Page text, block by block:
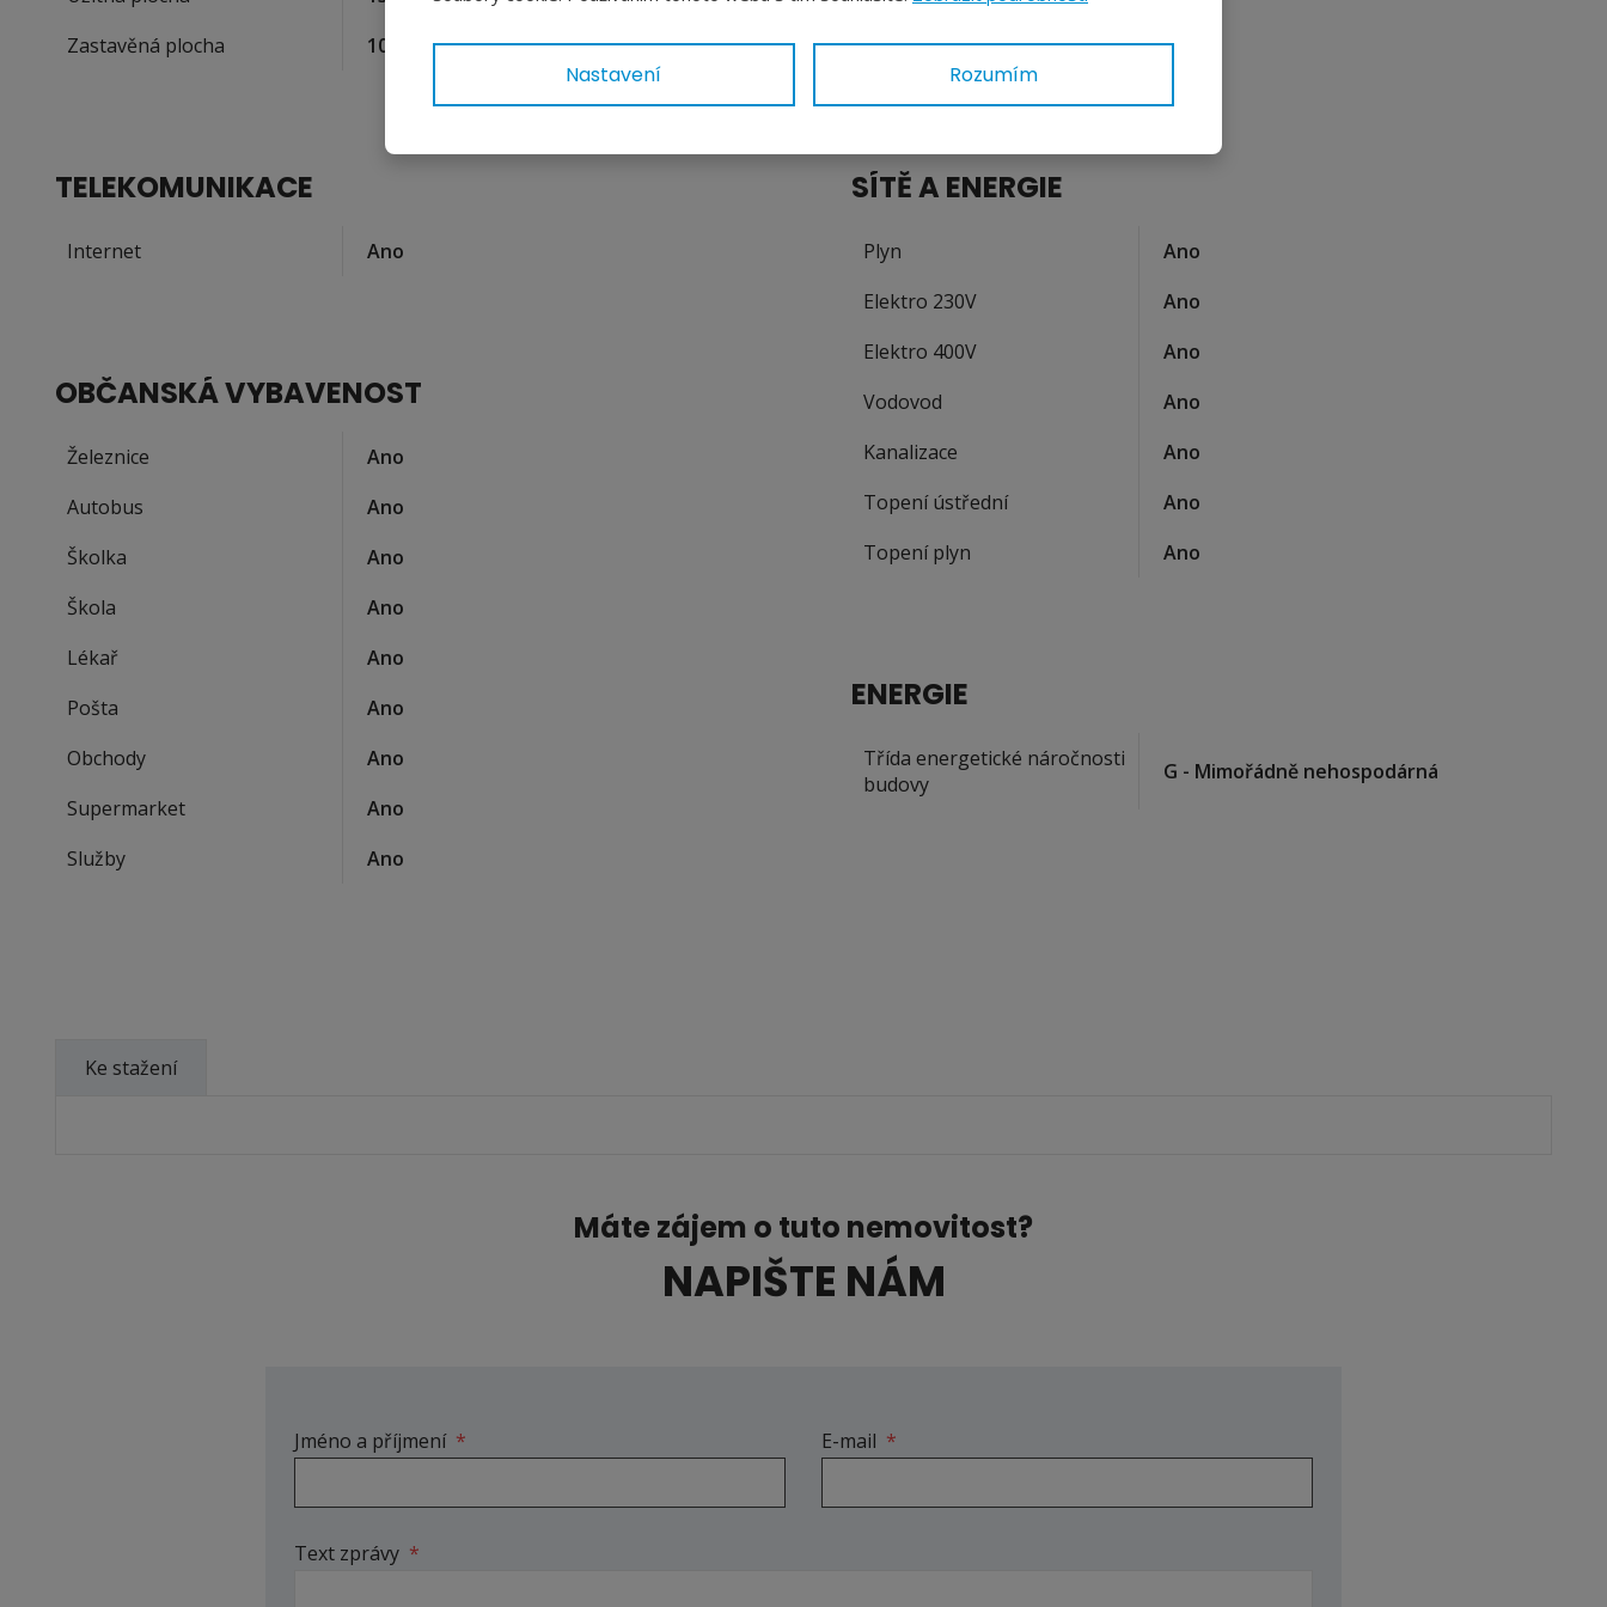
Zastavěná plocha
105 2)
TELEKOMUNIKACE
Internet Ano
OBČANSKÁ VYBAVENOST
Železnice
Ano
Autobus
Ano
Školka
Ano
Škola
Ano
Lékař
Ano
Pošta
Ano
Obchody
Ano
Supermarket
Ano
Služby
Ano
Sklep
Ano
SÍTĚ A ENERGIE
Plyn
Ano
Elektro 230V
Ano
Elektro 400V
Ano
Vodovod
Ano
Kanalizace
Ano
Topení ústřední
Ano
Topení plyn
Ano
ENERGIE
Třída energetické náročnosti
budovy
G - Mimořádně nehospodárná
Ke stažení
Máte zájem o tuto nemovitost?
NAPIŠTE NÁM
Jméno a příjmení * E-mail *
Text zprávy *
Nastavení Rozumím